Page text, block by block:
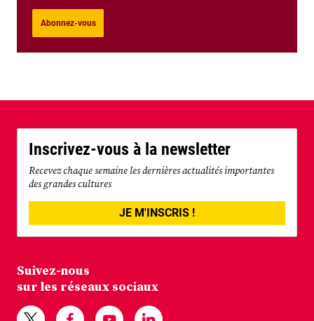
Abonnez-vous
Inscrivez-vous à la newsletter
Recevez chaque semaine les dernières actualités importantes
des grandes cultures
JE M'INSCRIS !
Suivez-nous
sur les réseaux sociaux